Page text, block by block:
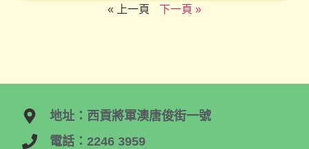
« 上一頁 下一頁 »
地址：西貢將軍澳唐俊街一號
電話：2246 3959